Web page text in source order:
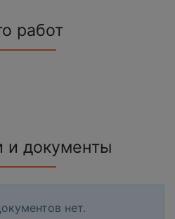
работ
и документы
нет.